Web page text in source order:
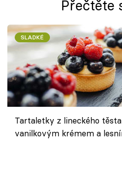
Přečtěte
SLADKÉ
Tartaletky z lineckého
vanilkovým krémem a